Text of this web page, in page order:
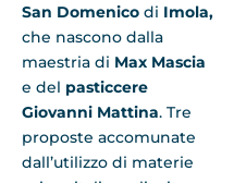
San Domenico di Imola,
che nascono dalla
maestria di Max Mascia
e del pasticcere
Giovanni Mattina. Tre
proposte accomunate
dall’utilizzo di materie